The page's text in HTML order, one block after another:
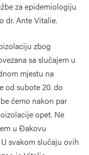
za epidemiologiju
dr. Ante Vitalie.
zbog
sa slučajem u
mjestu na
od subote 20. do
ćemo nakon par
opet. Ne
u Đakovu
svakom slučaju ovih